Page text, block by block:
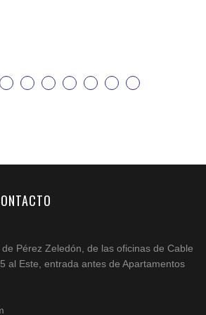
Pérez Zeledón, de las oficinas de Cable
al Este, entrada antes de Apartamentos